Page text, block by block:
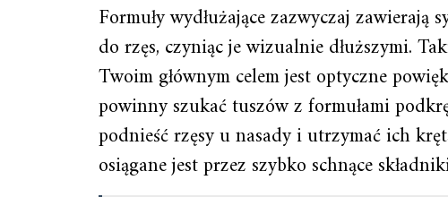
Formuły wydłużające zazwyczaj zawierają
do rzęs, czyniąc je wizualnie dłuższymi.
Twoim głównym celem jest optyczne
powinny szukać tuszów z formułami
podnieść rzęsy u nasady i utrzymać ich
osiągane jest przez szybko schnące